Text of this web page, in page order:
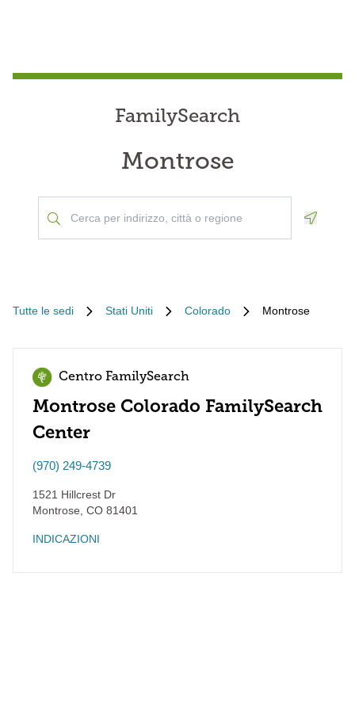
FamilySearch
Montrose
Tutte le sedi Stati Uniti Colorado Montrose
Centro FamilySearch
Montrose Colorado FamilySearch
Center
(970) 249-4739
1521 Hillcrest Dr
Montrose CO 81401
INDICAZIONI